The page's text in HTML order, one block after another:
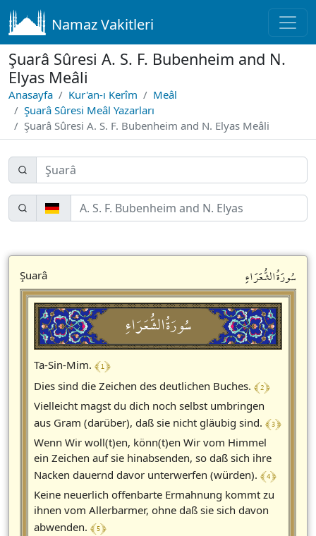
Namaz Vakitleri
Şuarâ Sûresi A. S. F. Bubenheim and N.
Elyas Meâli
Anasayfa Kur'an-ı Kerîm
Meâl
Şuarâ Sûresi Meâl Yazarları
Şuarâ Sûresi A. S. F. Bubenheim and N. Elyas Meâli
Şuarâ سُورَةُالشُّعَرَاءِ
سُورَةُالشُّعَرَاءِ
Ta-Sin-Mim. ﴾ 1 ﴿
Dies sind die Zeichen des deutlichen Buches. ﴾ 2 ﴿
Vielleicht magst du dich noch selbst umbringen
aus Gram (darüber), daß sie nicht gläubig sind. ﴾ 3 ﴿
Wenn Wir woll(t)en, könn(t)en Wir vom Himmel
ein Zeichen auf sie hinabsenden, so daß sich ihre
Nacken dauernd davor unterwerfen (würden). ﴾ 4 ﴿
Keine neuerlich offenbarte Ermahnung kommt zu
ihnen vom Allerbarmer, ohne daß sie sich davon
abwenden. ﴾ 5 ﴿